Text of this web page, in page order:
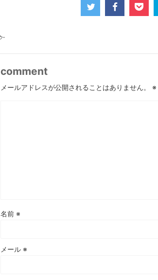
-
comment
メールアドレスが公開されることはありません。 ※
名前 ※
メール ※